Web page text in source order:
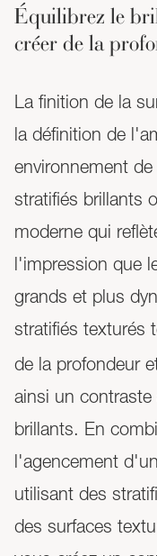
Équilibrez le
créer de la
La finition de la
la définition de
environnement
stratifiés brillants
moderne qui
l'impression que
grands et plus
stratifiés texturés
de la profondeur
ainsi un contraste
brillants. En
l'agencement
utilisant des
des surfaces